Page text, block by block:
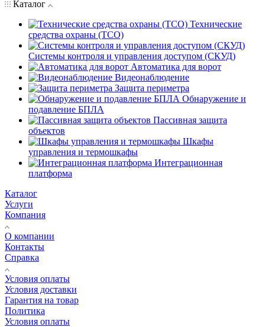
Каталог
Технические
средства охраны (ТСО)
Системы контроля и управления доступом (СКУД)
Автоматика для ворот
Видеонаблюдение
Защита периметра
Обнаружение и
подавление БПЛА
Пассивная защита
объектов
Шкафы
управления и термошкафы
Интеграционная
платформа
Каталог
Услуги
Компания
О компании
Контакты
Справка
Условия оплаты
Условия доставки
Гарантия на товар
Политика
Условия оплаты